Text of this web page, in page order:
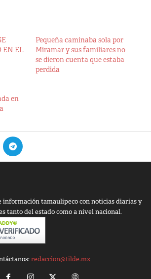
EN EL
Pequeña caminaba sola por
Miramar y sus familiares no
se dieron cuenta que estaba
perdida
en
información tamaulipeco con noticias diarias y
tanto del estado como a nivel nacional.
redaccion@tilde.mx